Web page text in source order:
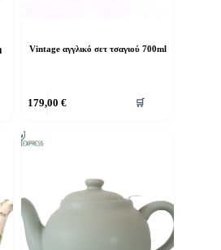
Vintage αγγλικό σετ τσαγιού 700ml
179,00€ 🛒